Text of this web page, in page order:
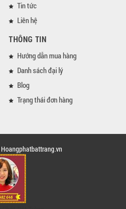
Tin tức
Liên hệ
THÔNG TIN
Hướng dẫn mua hàng
Danh sách đại lý
Blog
Trạng thái đơn hàng
Hoangphatbattrang.vn